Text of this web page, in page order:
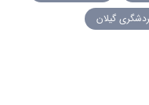
گیلان